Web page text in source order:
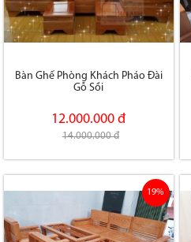
Bàn Ghế Phòng Khách Pháo Đài
Gỗ Sồi
12.000.000 đ
14.000.000 đ
19%